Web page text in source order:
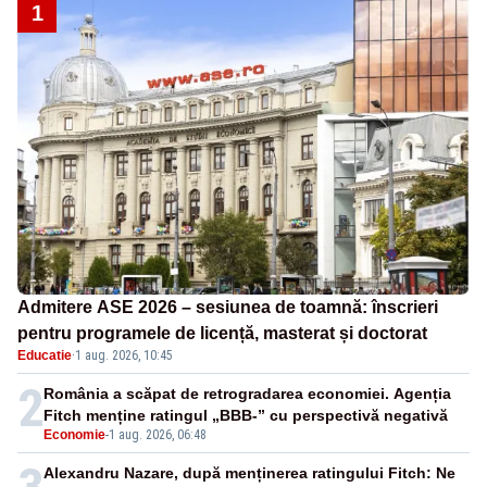
1
Admitere ASE 2026 – sesiunea de toamnă: înscrieri
pentru programele de licență, masterat și doctorat
Educatie·1 aug. 2026, 10:45
2 Economie-1 aug. 2026, 06:48
România a scăpat de retrogradarea economiei. Agenția
Fitch menține ratingul „BBB-” cu perspectivă negativă
Alexandru Nazare, după menținerea ratingului Fitch: Ne